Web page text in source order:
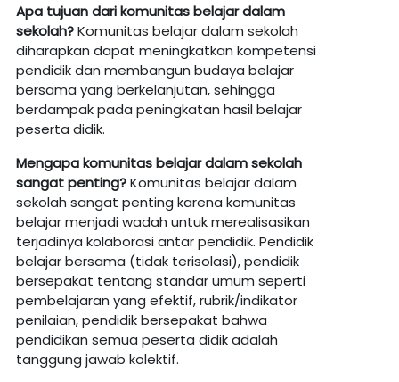
Apa tujuandari komunitasbelajardalam
sekolah?Komunitas belajar dalam sekolah
diharapkan dapat meningkatkan kompetensi
pendidik dan membangun budaya belajar
bersama yang berkelanjutan, sehingga
berdampak pada peningkatan hasil belajar
peserta didik.
Mengapakomunitasbelajardalam sekolah
sangat penting?Komunitas belajar dalam
sekolah sangat penting karena komunitas
belajar menjadi wadah untuk merealisasikan
terjadinya kolaborasi antar pendidik. Pendidik
belajar bersama (tidak terisolasi), pendidik
bersepakat tentang standar umum seperti
pembelajaran yang efektif, rubrik/indikator
penilaian, pendidik bersepakat bahwa
pendidikan semua peserta didik adalah
tanggung jawab kolektif.